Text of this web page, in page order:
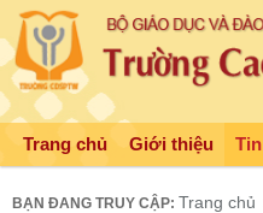
Trang chủ Giới thiệu
Trang chủ